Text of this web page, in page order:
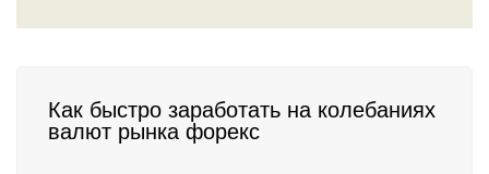
Как быстро заработать на колебаниях
валют рынка форекс